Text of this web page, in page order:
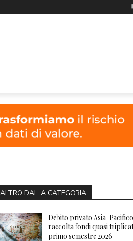
ALTRO DALLA CATEGORIA
Debito privato Asia-
raccolta fondi quasi
primo semestre 2026